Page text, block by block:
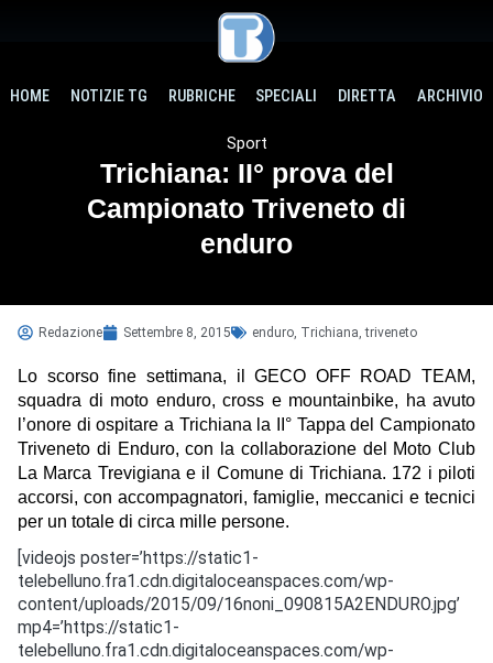
HOME NOTIZIE TG RUBRICHE SPECIALI DIRETTA ARCHIVIO
Sport
Trichiana: II° prova del
Campionato Triveneto di
enduro
Redazione Settembre 8, 2015 enduro Trichiana ,triveneto
Lo scorso fine settimana, il GECO OFF ROAD TEAM,
squadra di moto enduro, cross e mountainbike, ha avuto
l’onore di ospitare a Trichiana la II° Tappa del Campionato
Triveneto di Enduro, con la collaborazione del Moto Club
La Marca Trevigiana e il Comune di Trichiana. 172 i piloti
accorsi, con accompagnatori, famiglie, meccanici e tecnici
per un totale di circa mille persone.
[videojs poster=’https://static1-
telebelluno.fra1.cdn.digitaloceanspaces.com/wp-
content/uploads/2015/09/16noni_090815A2ENDURO.jpg’
mp4=’https://static1-
telebelluno.fra1.cdn.digitaloceanspaces.com/wp-